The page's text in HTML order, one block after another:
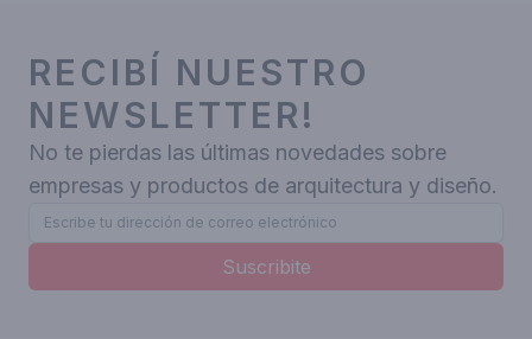
RECIBÍ NUESTRO
NEWSLETTER!
No te pierdas las últimas novedades sobre
empresas y productos de arquitectura y diseño.
Suscribite